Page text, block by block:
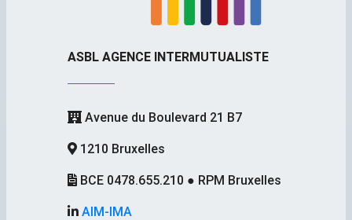
ASBL AGENCE INTERMUTUALISTE
Avenue du Boulevard 21 B7
1210 Bruxelles
BCE 0478.655.210 ● RPM Bruxelles
AIM-IMA